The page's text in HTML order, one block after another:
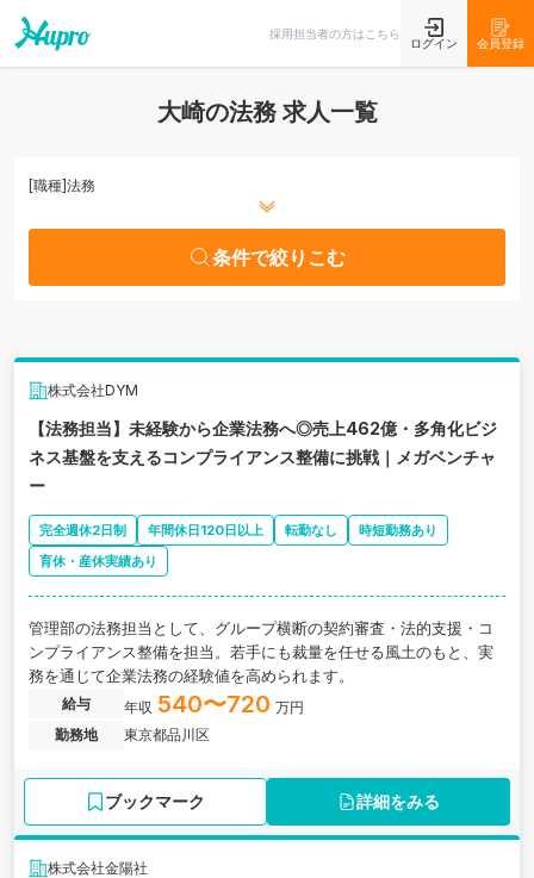
採用担当者の方はこちら
ログイン 会員登録
大崎の法務 求人一覧
[職種]法務
条件で絞りこむ
株式会社DYM
【法務担当】未経験から企業法務へ◎売上462億・多角化ビジ
ネス基盤を支えるコンプライアンス整備に挑戦｜メガベンチャ
ー
完全週休2日制 年間休日120日以上 転勤なし
時短勤務あり
育休・産休実績あり
管理部の法務担当として、グループ横断の契約審査・法的支援・コ
ンプライアンス整備を担当。若手にも裁量を任せる風土のもと、実
務を通じて企業法務の経験値を高められます。
給与 年収 540〜720 万円
勤務地
東京都品川区
ブックマーク 詳細をみる
株式会社金陽社